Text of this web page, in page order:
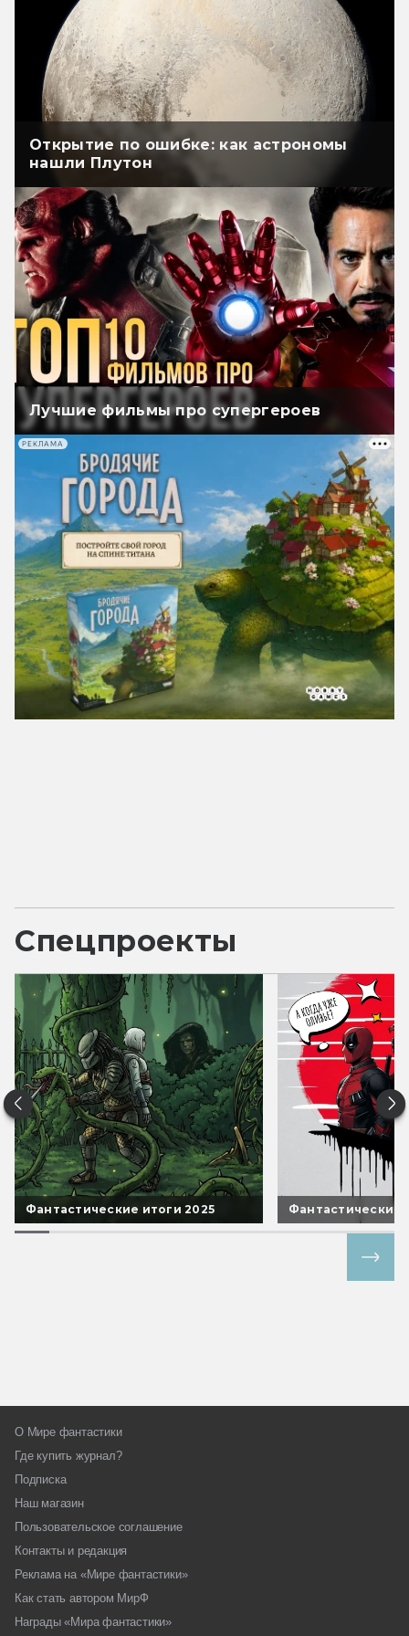
Открытие по ошибке: как астрономы
нашли Плутон
Лучшие фильмы про супергероев
РЕКЛАМА
Спецпроекты
Фантастические итоги 2025 Фантастические
О Мире фантастики
Где купить журнал?
Подписка
Наш магазин
Пользовательское соглашение
Контакты и редакция
Реклама на «Мире фантастики»
Как стать автором МирФ
Награды «Мира фантастики»